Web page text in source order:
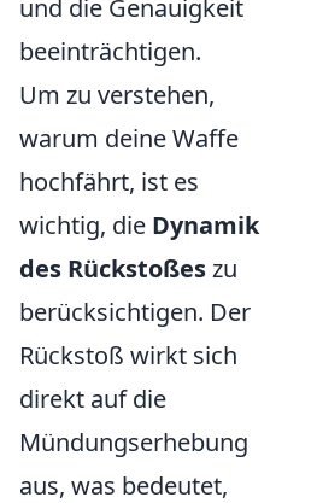
und die Genauigkeit
beeinträchtigen.
Um zu verstehen,
warum deine Waffe
hochfährt, ist es
wichtig, die Dynamik
des Rückstoßeszu
berücksichtigen. Der
Rückstoß wirkt sich
direkt auf die
Mündungserhebung
aus, was bedeutet,